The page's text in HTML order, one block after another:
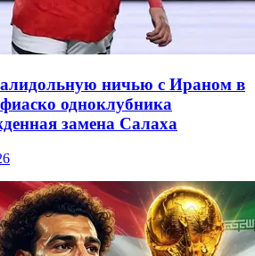
ничью с Ираном в
одноклубника
замена Салаха